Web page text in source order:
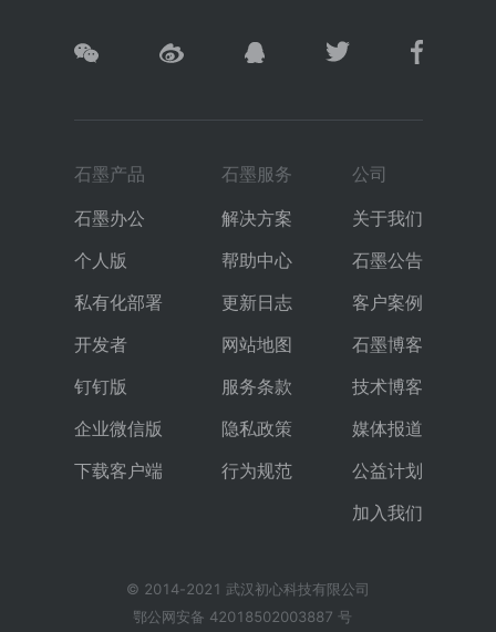
石墨产品
石墨办公
个人版
私有化部署
开发者
钉钉版
企业微信版
下载客户端
石墨服务
解决方案
帮助中心
更新日志
网站地图
服务条款
隐私政策
行为规范
公司
关于我们
石墨公告
客户案例
石墨博客
技术博客
媒体报道
公益计划
加入我们
© 2014-2021 武汉初心科技有限公司
鄂公网安备 42018502003887 号